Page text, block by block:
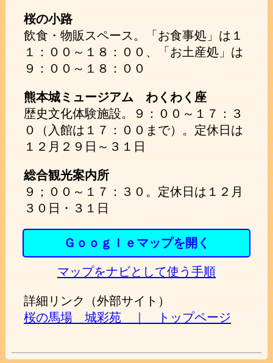
桜の小路
飲食・物販スペース。「お食事処」は１
１：００～１８：００、「お土産処」は
９：００～１８：００
熊本城ミュージアム わくわく座
歴史文化体験施設。９：００～１７：３
０（入館は１７：００まで）。定休日は
１２月２９日～３１日
総合観光案内所
９；００～１７：３０。定休日は１２月
３０日・３１日
Ｇｏｏｇｌｅマップを開く
マップをナビとして使う手順
詳細リンク（外部サイト）
桜の馬場 城彩苑 ｜ トップページ